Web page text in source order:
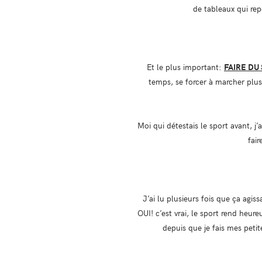
de tableaux qui
Et le plus important: FAIRE DU
temps, se forcer à marcher
Moi qui détestais le sport avant,
J’ai lu plusieurs fois que ça
OUI! c’est vrai, le sport rend
depuis que je fais mes